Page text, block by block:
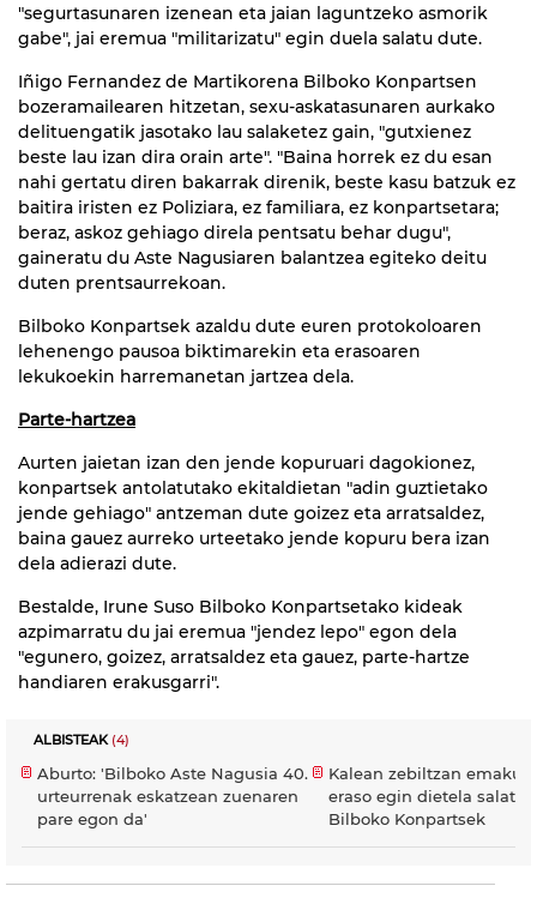
"segurtasunaren izenean eta jaian laguntzeko asmorik
gabe", jai eremua "militarizatu" egin duela salatu dute.
Iñigo Fernandez de Martikorena Bilboko Konpartsen
bozeramailearen hitzetan, sexu-askatasunaren aurkako
delituengatik jasotako lau salaketez gain, "gutxienez
beste lau izan dira orain arte". "Baina horrek ez du esan
nahi gertatu diren bakarrak direnik, beste kasu batzuk ez
baitira iristen ez Poliziara, ez familiara, ez konpartsetara;
beraz, askoz gehiago direla pentsatu behar dugu",
gaineratu du Aste Nagusiaren balantzea egiteko deitu
duten prentsaurrekoan.
Bilboko Konpartsek azaldu dute euren protokoloaren
lehenengo pausoa biktimarekin eta erasoaren
lekukoekin harremanetan jartzea dela.
Parte-hartzea
Aurten jaietan izan den jende kopuruari dagokionez,
konpartsek antolatutako ekitaldietan "adin guztietako
jende gehiago" antzeman dute goizez eta arratsaldez,
baina gauez aurreko urteetako jende kopuru bera izan
dela adierazi dute.
Bestalde, Irune Suso Bilboko Konpartsetako kideak
azpimarratu du jai eremua "jendez lepo" egon dela
"egunero, goizez, arratsaldez eta gauez, parte-hartze
handiaren erakusgarri".
ALBISTEAK(4)
Aburto: 'Bilboko Aste Nagusia 40.
urteurrenak eskatzean zuenaren
pare egon da'
Kalean zebiltzan
eraso egin dietela salatu
Bilboko Konpartsek